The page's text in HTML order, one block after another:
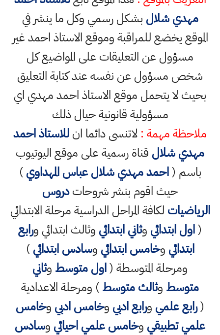
مهدي شلال بشكل رسمي وكل ما ينشر في
الموقع يخضع للمراقبة وموقع الاستاذ احمد غير
مسؤول عن التعليقات على المواضيع كل
شخص مسؤول عن نفسه عند كتابة التعليق
بحيث لا يتحمل موقع الاستاذ احمد مهدي اي
مسؤولية قانونية حيال ذلك
ملاحظة مهمة : لاتنسى دائما انللاستاذ احمد
مهدي شلال قناة رسمية على موقع اليوتيوب
باسم (احمد مهدي شلال عباس المهداوي)
حيث اقوم بنشر شروحاتدروس
الرياضيات لكافة المراحل الدراسية مرحلة الابتدائي
(اول ابتدائي وثاني ابتدائي وثالث ابتدائي ورابع
ابتدائي وخامس ابتدائي وسادس ابتدائي)
ومرحلة المتوسطة (اول متوسط وثاني
متوسط وثالث متوسط) ومرحلة الاعدادية
(رابع علمي ورابع ادبي وخامس ادبي وخامس
علمي تطبيقي وخامس علمي احيائي وسادس